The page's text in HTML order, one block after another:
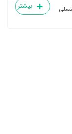
بیشتر